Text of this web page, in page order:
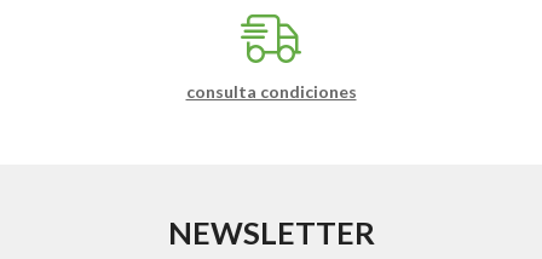
consulta condiciones
NEWSLETTER